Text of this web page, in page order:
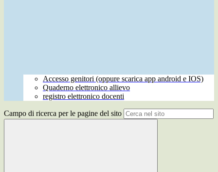
Accesso genitori (oppure scarica app android e IOS)
Quaderno elettronico allievo
registro elettronico docenti
Campo di ricerca per le pagine del sito